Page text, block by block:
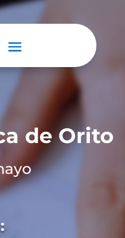
de Orito